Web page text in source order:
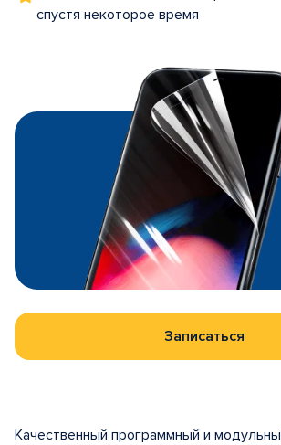
спустя некоторое время
Записаться
Качественный программный и